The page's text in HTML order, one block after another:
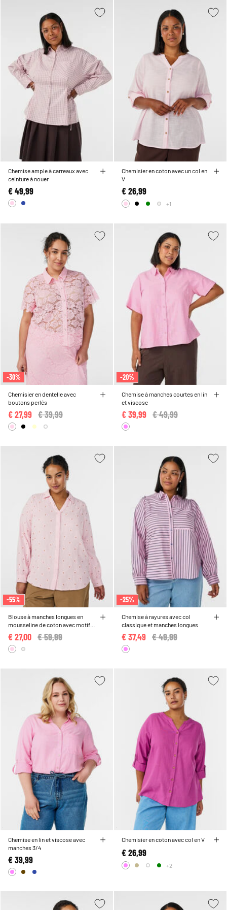
Chemise ample à carreaux avec
ceinture à nouer
€ 49,99
Chemisier en coton avec un col en
V
€ 26,99
+1
-30%
Chemisier en dentelle avec
boutons perlés
Price reduced from
€ 39,99
€ 27,99
-20%
Chemise à manches courtes en lin
et viscose
Price reduced from
€ 49,99
€ 39,99
-55%
Blouse à manches longues en
mousseline de coton avec motifs
brodés
Price reduced from
€ 59,99
€ 27,00
-25%
Chemise à rayures avec col
classique et manches longues
Price reduced from
€ 49,99
€ 37,49
Chemise en lin et viscose avec
manches 3/4
€ 39,99
Chemisier en coton avec col en V
€ 26,99
+2